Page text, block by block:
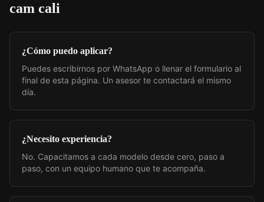
cam cali
¿Cómo puedo aplicar?
Puedes escribirnos por WhatsApp o llenar el formulario al
final de esta página. Un asesor te contactará el mismo
día.
¿Necesito experiencia?
No. Capacitamos a cada modelo desde cero, paso a
paso, con un equipo humano que te acompaña.